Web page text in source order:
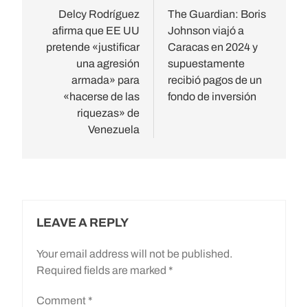
navigation
Delcy Rodríguez
afirma que EE UU
pretende «justificar
una agresión
armada» para
«hacerse de las
riquezas» de
Venezuela
The Guardian: Boris
Johnson viajó a
Caracas en 2024 y
supuestamente
recibió pagos de un
fondo de inversión
LEAVE A REPLY
Your email address will not be published.
Required fields are marked *
Comment *